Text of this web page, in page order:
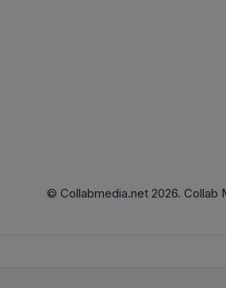
© Collabmedia.net 2026. Collab